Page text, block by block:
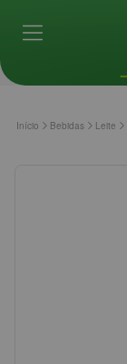
Início Bebidas Leite